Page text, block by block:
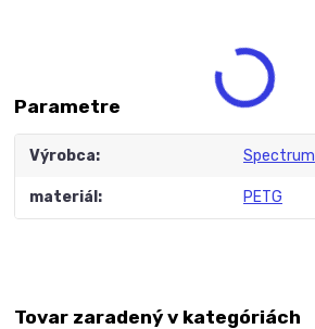
Parametre
Výrobca Spectrum
materiál PETG
Tovar zaradený v kategóriách